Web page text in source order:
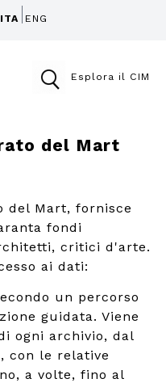
ITA ENG
Esplora il CIM
del Mart
del Mart, fornisce
fondi
critici d'arte.
ai dati:
un percorso
guidata. Viene
ogni archivio, dal
con le relative
a volte, fino al